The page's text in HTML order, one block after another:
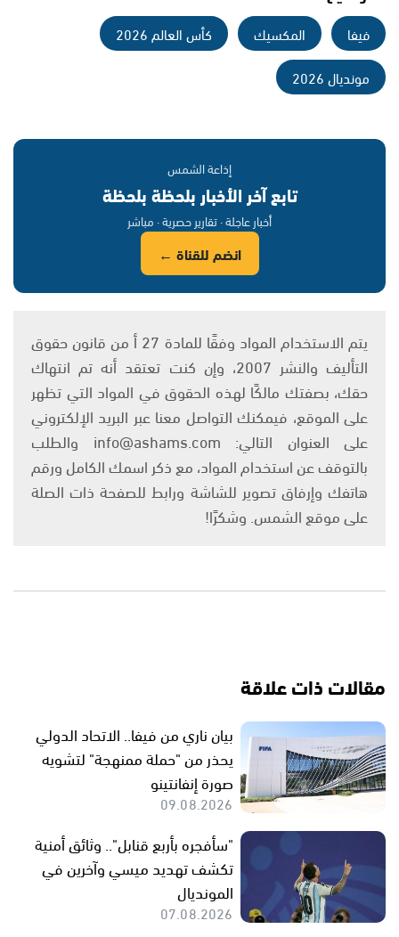
فيفا المكسيك
كأس العالم 2026
مونديال 2026
إذاعة الشمس
تابع آخر الأخبار بلحظة بلحظة
أخبار عاجلة · تقارير حصرية · مباشر
انضم للقناة ←
يتم الاستخدام المواد وفقًا للمادة 27 أ من قانون حقوق
التأليف والنشر 2007، وإن كنت تعتقد أنه تم انتهاك
حقك، بصفتك مالكًا لهذه الحقوق في المواد التي تظهر
على الموقع، فيمكنك التواصل معنا عبر البريد الإلكتروني
على العنوان التالي: info@ashams.com والطلب
بالتوقف عن استخدام المواد، مع ذكر اسمك الكامل ورقم
هاتفك وإرفاق تصوير للشاشة ورابط للصفحة ذات الصلة
على موقع الشمس. وشكرًا!
مقالات ذات علاقة
بيان ناري من فيفا.. الاتحاد الدولي
يحذر من "حملة ممنهجة" لتشويه
صورة إنفانتينو
09.08.2026
"سأفجره بأربع قنابل".. وثائق أمنية
تكشف تهديد ميسي وآخرين في
المونديال
07.08.2026